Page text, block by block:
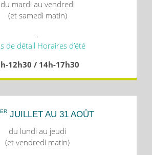
du mardi au vendredi
(et samedi matin)
.
de détail Horaires d’été
12h30 / 14h-17h30
ER JUILLET AU 31 AOÛT
du lundi au jeudi
(et vendredi matin)